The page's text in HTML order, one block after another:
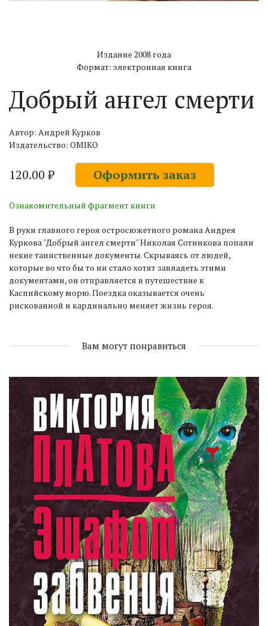
Издание 2008 года
Формат: электронная книга
Добрый ангел смерти
Автор: Андрей Курков
Издательство: OMIKO
120.00 ₽ Оформить заказ
Ознакомительный фрагмент книги
В руки главного героя остросюжетного романа Андрея
Куркова "Добрый ангел смерти" Николая Сотникова попали
некие таинственные документы. Скрываясь от людей,
которые во что бы то ни стало хотят завладеть этими
документами, он отправляется в путешествие к
Каспийскому морю. Поездка оказывается очень
рискованной и кардинально меняет жизнь героя.
Вам могут понравиться